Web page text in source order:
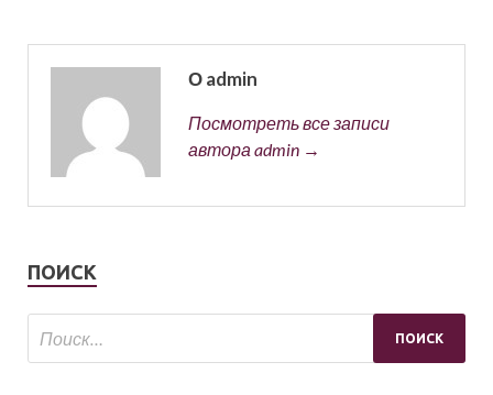
О admin
Посмотреть все записи
автора admin →
ПОИСК